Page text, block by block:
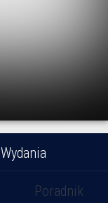
Wydania
Poradnik